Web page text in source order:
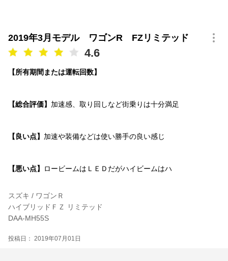
2019年3月モデル ワゴンR FZリミテッド
4.6
【所有期間または運転回数】
【総合評価】 加速感、取り回しなど街乗りは十分満足
【良い点】 加速や装備などは使い勝手の良い感じ
【悪い点】 ロービームはＬＥＤだがハイビームはハ
スズキ / ワゴンＲ
ハイブリッドＦＺ リミテッド
DAA-MH55S
投稿日： 2019年07月01日